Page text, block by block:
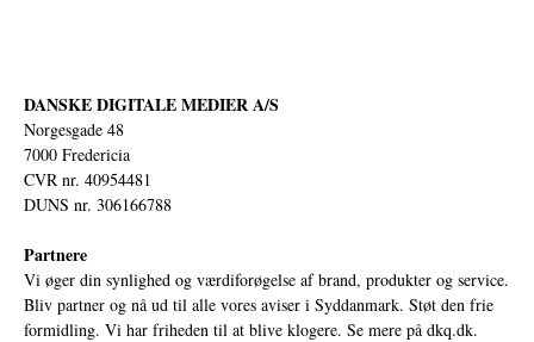
DANSKE DIGITALE MEDIER A/S
Norgesgade 48
7000 Fredericia
CVR nr. 40954481
DUNS nr. 306166788
Partnere
Vi øger din synlighed og værdiforøgelse af brand, produkter og service.
Bliv partner og nå ud til alle vores aviser i Syddanmark. Støt den frie
formidling. Vi har friheden til at blive klogere. Se mere på dkq.dk.